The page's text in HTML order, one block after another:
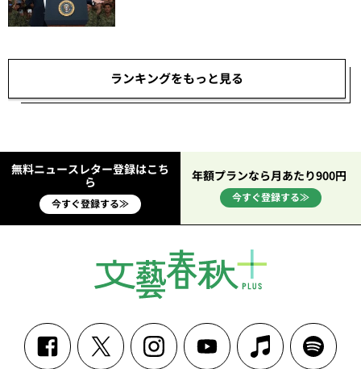
ランキングをもっと見る
無料ニュースレター登録はこち
ら
今すぐ登録する≫
年額プランなら月あたり900円
今すぐ登録する≫